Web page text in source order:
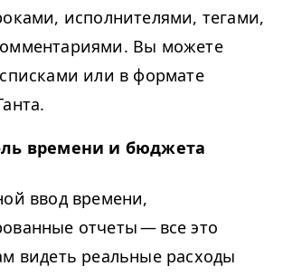
исполнителями, тегами,
Вы можете
или в формате
времени и бюджета
ввод времени,
отчеты — все это
видеть реальные расходы